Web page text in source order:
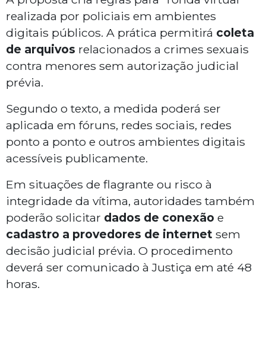
realizada por policiais em ambientes
digitais públicos. A prática permitirá coleta
de arquivos relacionados a crimes sexuais
contra menores sem autorização judicial
prévia.
Segundo o texto, a medida poderá ser
aplicada em fóruns, redes sociais, redes
ponto a ponto e outros ambientes digitais
acessíveis publicamente.
Em situações de flagrante ou risco à
integridade da vítima, autoridades também
poderão solicitar dados de conexão e
cadastro a provedores de internet sem
decisão judicial prévia. O procedimento
deverá ser comunicado à Justiça em até 48
horas.